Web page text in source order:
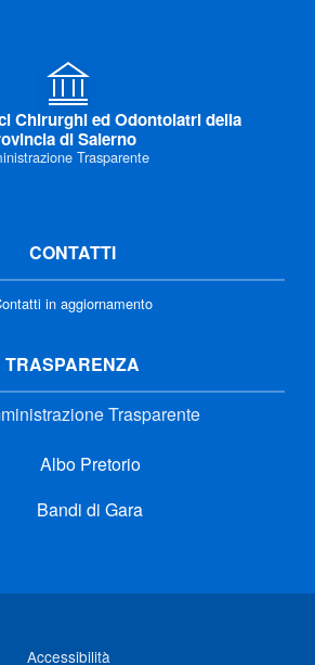
Chirurghi ed Odontoiatri della
di Salerno
Trasparente
CONTATTI
in aggiornamento
TRASPARENZA
Trasparente
Albo Pretorio
Bandi di Gara
Accessibilità